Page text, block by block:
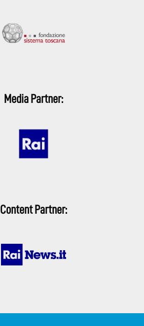
Media Partner:
Content Partner: